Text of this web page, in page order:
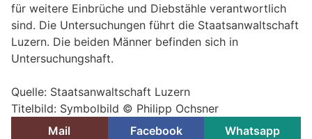
für weitere Einbrüche und Diebstähle verantwortlich
sind. Die Untersuchungen führt die Staatsanwaltschaft
Luzern. Die beiden Männer befinden sich in
Untersuchungshaft.
Quelle: Staatsanwaltschaft Luzern
Titelbild: Symbolbild © Philipp Ochsner
Mail
Facebook Whatsapp